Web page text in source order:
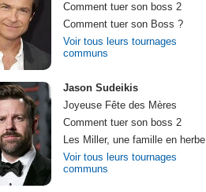
Comment tuer son boss 2
Comment tuer son Boss ?
Voir tous leurs tournages
communs
Jason Sudeikis
Joyeuse Fête des Mères
Comment tuer son boss 2
Les Miller, une famille en herbe
Voir tous leurs tournages
communs